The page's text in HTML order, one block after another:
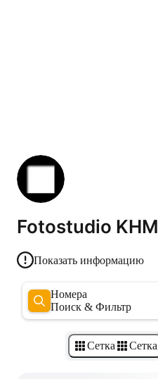
Fotostudio KHM
Показать информацию
Номера
Поиск & Фильтр
Сетка Сетка